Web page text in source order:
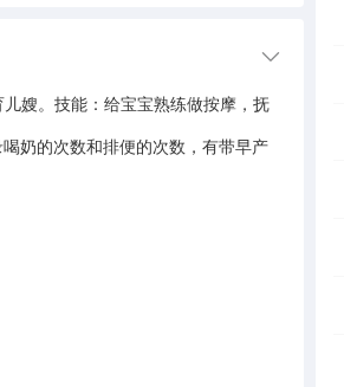
嫂。技能：给宝宝熟练做按摩，抚
奶的次数和排便的次数，有带早产